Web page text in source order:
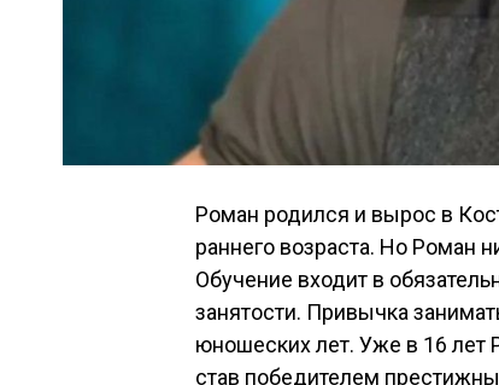
Роман родился и вырос в
раннего возраста. Но Роман
Обучение входит в
занятости. Привычка
юношеских лет. Уже в 16 лет
став победителем